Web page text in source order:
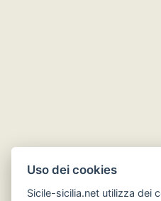
Uso dei cookies
Sicile-sicilia.net utilizza dei